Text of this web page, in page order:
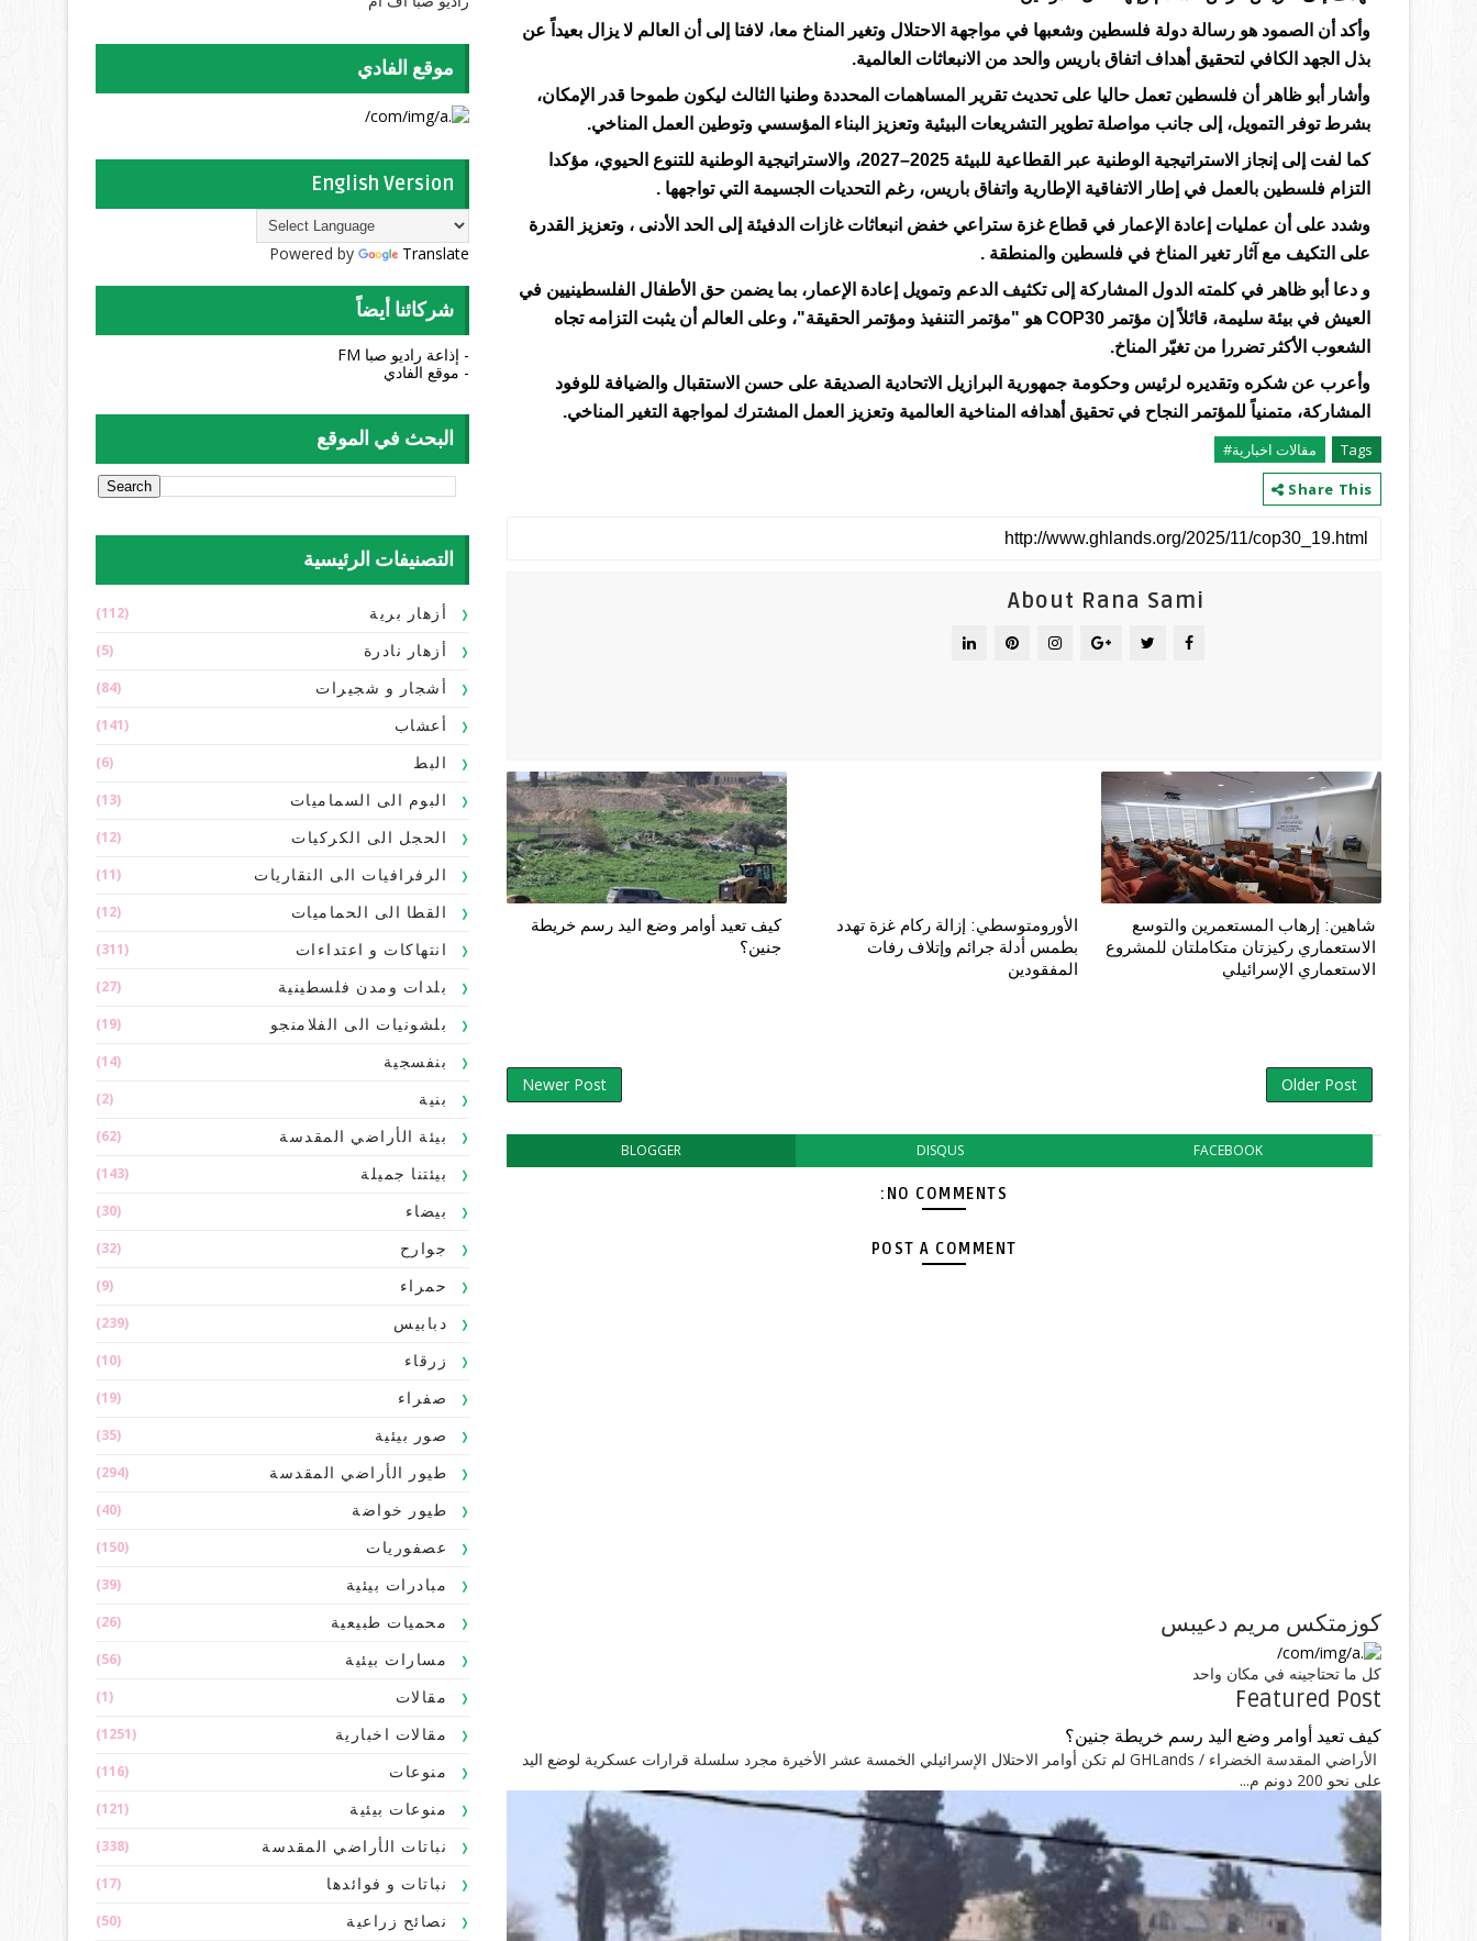
وأكد أن الصمود هو رسالة دولة فلسطين وشعبها في مواجهة الاحتلال وتغير المناخ معا، لافتا إلى أن العالم لا يزال بعيداً عن
بذل الجهد الكافي لتحقيق أهداف اتفاق باريس والحد من الانبعاثات العالمية.
وأشار أبو ظاهر أن فلسطين تعمل حاليا على تحديث تقرير المساهمات المحددة وطنيا الثالث ليكون طموحا قدر الإمكان،
بشرط توفر التمويل، إلى جانب مواصلة تطوير التشريعات البيئية وتعزيز البناء المؤسسي وتوطين العمل المناخي.
كما لفت إلى إنجاز الاستراتيجية الوطنية عبر القطاعية للبيئة 2025–2027، والاستراتيجية الوطنية للتنوع الحيوي، مؤكدا
التزام فلسطين بالعمل في إطار الاتفاقية الإطارية واتفاق باريس، رغم التحديات الجسيمة التي تواجهها .
وشدد على أن عمليات إعادة الإعمار في قطاع غزة ستراعي خفض انبعاثات غازات الدفيئة إلى الحد الأدنى ، وتعزيز القدرة
على التكيف مع آثار تغير المناخ في فلسطين والمنطقة .
و دعا أبو ظاهر في كلمته الدول المشاركة إلى تكثيف الدعم وتمويل إعادة الإعمار، بما يضمن حق الأطفال الفلسطينيين في
العيش في بيئة سليمة، قائلاً إن مؤتمر COP30 هو "مؤتمر التنفيذ ومؤتمر الحقيقة"، وعلى العالم أن يثبت التزامه تجاه
الشعوب الأكثر تضررا من تغيّر المناخ.
وأعرب عن شكره وتقديره لرئيس وحكومة جمهورية البرازيل الاتحادية الصديقة على حسن الاستقبال والضيافة للوفود
المشاركة، متمنياً للمؤتمر النجاح في تحقيق أهدافه المناخية العالمية وتعزيز العمل المشترك لمواجهة التغير المناخي.
Tags
مقالات اخبارية#
Share This
About Rana Sami
كيف تعيد أوامر وضع اليد رسم خريطة
جنين؟
الأورومتوسطي: إزالة ركام غزة تهدد
بطمس أدلة جرائم وإتلاف رفات
المفقودين
شاهين: إرهاب المستعمرين والتوسع
الاستعماري ركيزتان متكاملتان للمشروع
الاستعماري الإسرائيلي
Newer Post Older Post
BLOGGER DISQUS FACEBOOK
NO COMMENTS:
POST A COMMENT
كوزمتكس مريم دعيبس
كل ما تحتاجينه في مكان واحد
Featured Post
كيف تعيد أوامر وضع اليد رسم خريطة جنين؟
الأراضي المقدسة الخضراء / GHLands لم تكن أوامر الاحتلال الإسرائيلي الخمسة عشر الأخيرة مجرد سلسلة قرارات عسكرية لوضع اليد
على نحو 200 دونم م...
موقع الفادي
English Version
Powered by Translate
شركائنا أيضاً
- إذاعة راديو صبا FM
- موقع الفادي
البحث في الموقع
التصنيفات الرئيسية
أزهار برية (112)
أزهار نادرة (5)
أشجار و شجيرات (84)
أعشاب (141)
البط (6)
البوم الى السماميات (13)
الحجل الى الكركيات (12)
الرفرافيات الى النقاريات (11)
القطا الى الحماميات (12)
انتهاكات و اعتداءات (311)
بلدات ومدن فلسطينية (27)
بلشونيات الى الفلامنجو (19)
بنفسجية (14)
بنية (2)
بيئة الأراضي المقدسة (62)
بيئتنا جميلة (143)
بيضاء (30)
جوارح (32)
حمراء (9)
دبابيس (239)
زرقاء (10)
صفراء (19)
صور بيئية (35)
طيور الأراضي المقدسة (294)
طيور خواضة (40)
عصفوريات (150)
مبادرات بيئية (39)
محميات طبيعية (26)
مسارات بيئية (56)
مقالات (1)
مقالات اخبارية (1251)
منوعات (116)
منوعات بيئية (121)
نباتات الأراضي المقدسة (338)
نباتات و فوائدها (17)
نصائح زراعية (50)